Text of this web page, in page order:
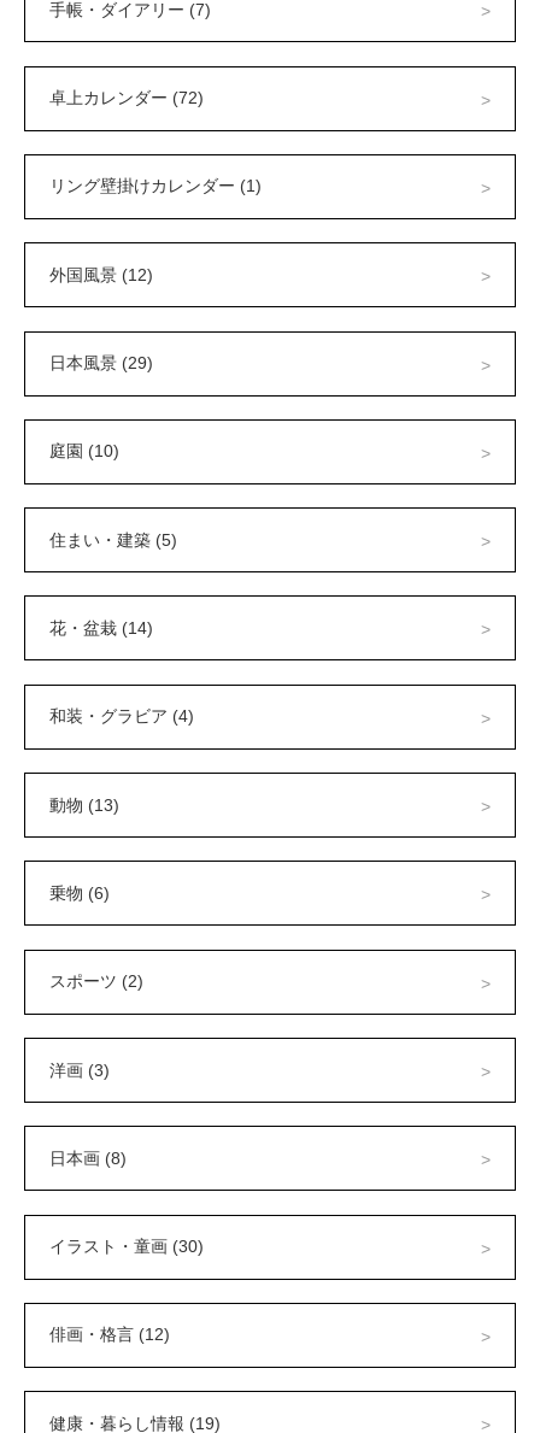
手帳・ダイアリー (7)
卓上カレンダー (72)
リング壁掛けカレンダー (1)
外国風景 (12)
日本風景 (29)
庭園 (10)
住まい・建築 (5)
花・盆栽 (14)
和装・グラビア (4)
動物 (13)
乗物 (6)
スポーツ (2)
洋画 (3)
日本画 (8)
イラスト・童画 (30)
俳画・格言 (12)
健康・暮らし情報 (19)